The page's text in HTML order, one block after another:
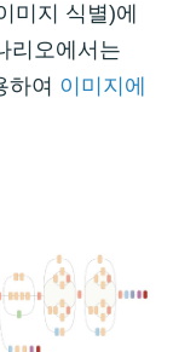
미지 식별)에
리오에서는
하여 이미지에